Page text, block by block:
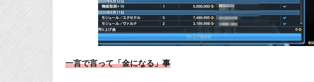
一言で言って「金になる」事